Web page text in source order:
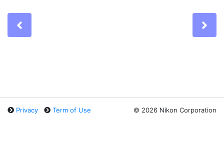
Privacy Term of Use © 2026 Nikon Corporation